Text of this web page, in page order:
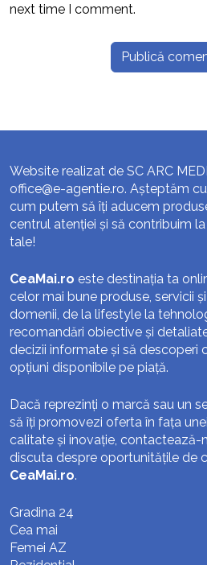
next time I comment.
Website realizat de SC ARC
office@e-agentie.ro. Așteptăm
cum putem să îți aducem
centrul atenției și să contribuim
tale!
CeaMai.ro este destinația ta
celor mai bune produse, servicii
domenii, de la lifestyle la
recomandări obiective și
decizii informate și să descoperi
opțiuni disponibile pe piață.
Dacă reprezinți o marcă sau un
să îți promovezi oferta în fața
calitate și inovație, contactează-
discuta despre oportunitățile de
CeaMai.ro.
Gradina 24
Cea mai
Femei AZ